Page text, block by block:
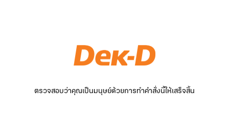
ตรวจสอบว่าคุณเป็นมนุษย์ด้วยการทำคำสั่งนี้ให้เสร็จสิ้น